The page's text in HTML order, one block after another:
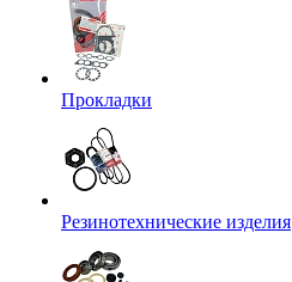
Прокладки
Резинотехнические изделия